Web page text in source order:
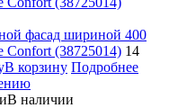
фасад шириной 400
Confort (38725014) 14
В корзину Подробнее
В наличии